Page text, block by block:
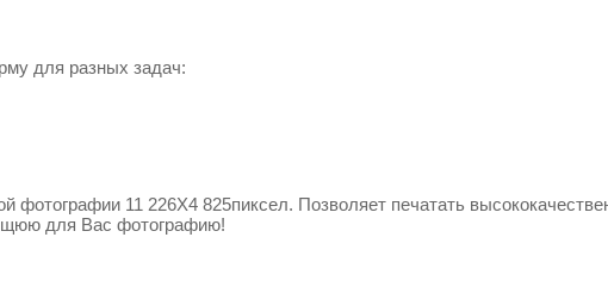
для разных задач:
11 226X4 825пиксел. Позволяет печатать
для Вас фотографию!